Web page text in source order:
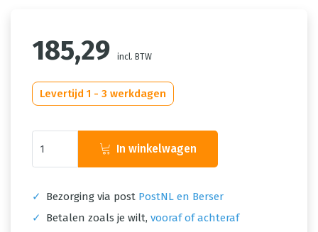
185,29 incl. BTW
Levertijd 1 - 3 werkdagen
In winkelwagen
✓ Bezorging via post PostNL en Berser
✓
Betalen zoals je wilt, vooraf of achteraf